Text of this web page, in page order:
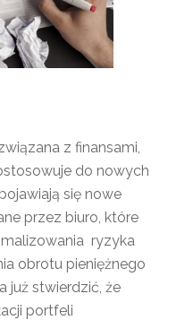
z finansami,
do nowych
się nowe
przez biuro, które
ryzyka
obrotu pieniężnego
już stwierdzić, że
portfeli